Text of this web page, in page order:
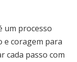
um processo
e coragem para
cada passo com